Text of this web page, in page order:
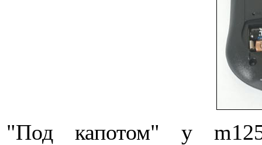
"Под капотом" у m125